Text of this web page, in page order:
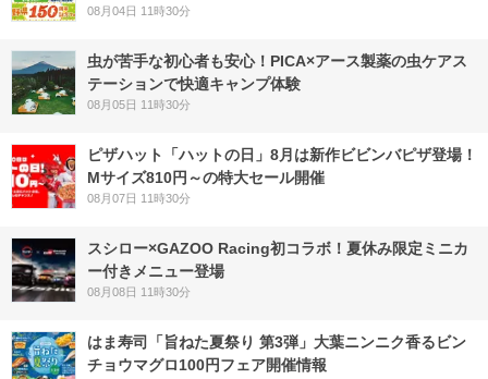
08月04日 11時30分
虫が苦手な初心者も安心！PICA×アース製薬の虫ケアス
テーションで快適キャンプ体験
08月05日 11時30分
ピザハット「ハットの日」8月は新作ビビンバピザ登場！
Mサイズ810円～の特大セール開催
08月07日 11時30分
スシロー×GAZOO Racing初コラボ！夏休み限定ミニカ
ー付きメニュー登場
08月08日 11時30分
はま寿司「旨ねた夏祭り 第3弾」大葉ニンニク香るビン
チョウマグロ100円フェア開催情報